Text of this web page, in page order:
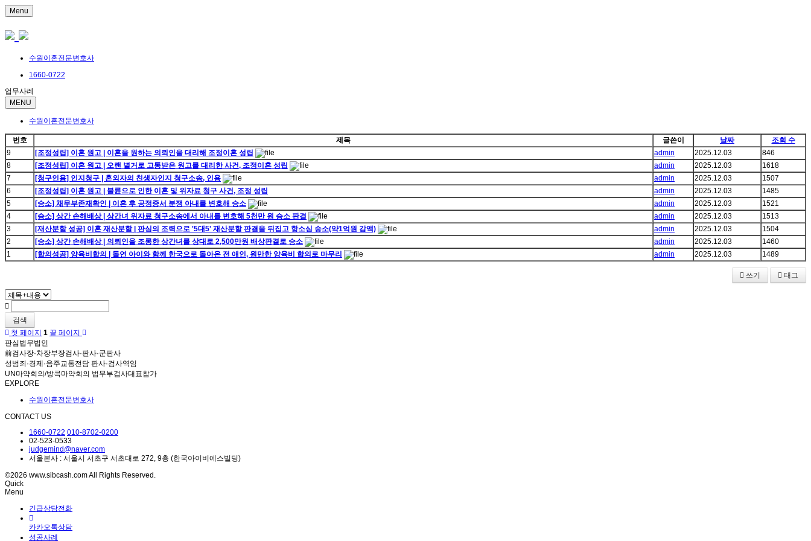
Menu
수원이혼전문변호사
1660-0722
업무사례
MENU
수원이혼전문변호사
번호 제목 글쓴이 날짜
조회 수
9
[조정성립] 이혼 원고 | 이혼을 원하는 의뢰인을 대리해 조정이혼 성립 admin 2025.12.03
846
8
[조정성립] 이혼 원고 | 오랜 별거로 고통받은 원고를 대리한 사건, 조정이혼 성립 admin 2025.12.03
1618
7
[청구인용] 인지청구 | 혼외자의 친생자인지 청구소송, 인용 admin 2025.12.03
1507
6
[조정성립] 이혼 원고 | 불륜으로 인한 이혼 및 위자료 청구 사건, 조정 성립 admin 2025.12.03
1485
5
[승소] 채무부존재확인 | 이혼 후 공정증서 분쟁 아내를 변호해 승소 admin 2025.12.03
1521
4
[승소] 상간 손해배상 | 상간녀 위자료 청구소송에서 아내를 변호해 5천만 원 승소 판결 admin 2025.12.03
1513
3
[재산분할 성공] 이혼 재산분할 | 판심의 조력으로 '5대5' 재산분할 판결을 뒤집고 항소심 승소(약1억원 감액) admin 2025.12.03
1504
2
[승소] 상간 손해배상 | 의뢰인을 조롱한 상간녀를 상대로 2,500만원 배상판결로 승소 admin 2025.12.03
1460
1
[합의성공] 양육비합의 | 돌연 아이와 함께 한국으로 돌아온 전 애인, 원만한 양육비 합의로 마무리 admin 2025.12.03 1489
쓰기 태그
검색
첫 페이지 1 끝 페이지
판심법무법인
前검사장·차장부장검사·판사·군판사
성범죄·경제·음주교통전담 판사·검사역임
UN마약회의/방콕마약회의 법무부검사대표참가
EXPLORE
수원이혼전문변호사
CONTACT US
1660-0722 010-8702-0200
02-523-0533
judgemind@naver.com
서울본사 : 서울시 서초구 서초대로 272, 9층 (한국아이비에스빌딩)
©2026 www.sibcash.com All Rights Reserved.
Quick
Menu
긴급상담전화
카카오톡상담
성공사례